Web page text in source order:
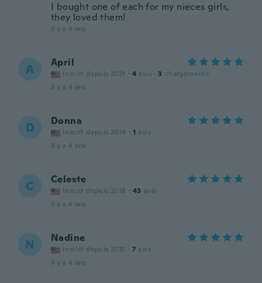
I bought one of each for my nieces girls,
they loved them!
il y a 4 ans
A April
Inscrit depuis 2021 · 4 avis · 3 chargements
il y a 4 ans
D Donna
Inscrit depuis 2019 · 1 avis
il y a 4 ans
C Celeste
Inscrit depuis 2018 · 43 avis
il y a 4 ans
N Nadine
Inscrit depuis 2021 · 7 avis
il y a 4 ans